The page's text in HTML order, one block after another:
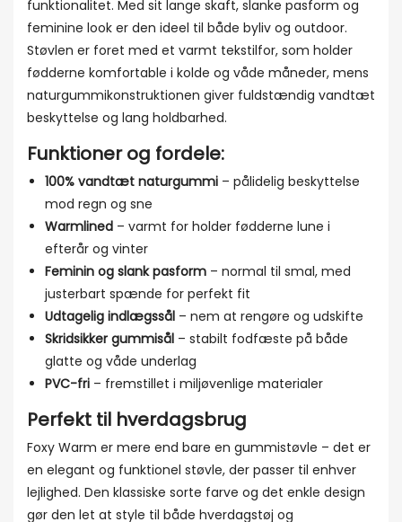
funktionalitet. Med sit lange skaft, slanke pasform og
feminine look er den ideel til både byliv og outdoor.
Støvlen er foret med et varmt tekstilfor, som holder
fødderne komfortable i kolde og våde måneder, mens
naturgummikonstruktionen giver fuldstændig vandtæt
beskyttelse og lang holdbarhed.
Funktioner og fordele:
100% vandtæt naturgummi – pålidelig beskyttelse
mod regn og sne
Warmlined – varmt for holder fødderne lune i
efterår og vinter
Feminin og slank pasform – normal til smal, med
justerbart spænde for perfekt fit
Udtagelig indlægssål – nem at rengøre og udskifte
Skridsikker gummisål – stabilt fodfæste på både
glatte og våde underlag
PVC-fri – fremstillet i miljøvenlige materialer
Perfekt til hverdagsbrug
Foxy Warm er mere end bare en gummistøvle – det er
en elegant og funktionel støvle, der passer til enhver
lejlighed. Den klassiske sorte farve og det enkle design
gør den let at style til både hverdagstøj og